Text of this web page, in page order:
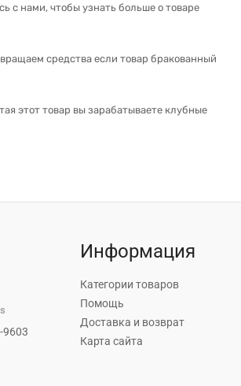
с нами, чтобы узнать больше о товаре
средства если товар бракованный
этот товар вы зарабатываете клубные
9603
Информация
Категории товаров
Помощь
Доставка и возврат
Карта сайта